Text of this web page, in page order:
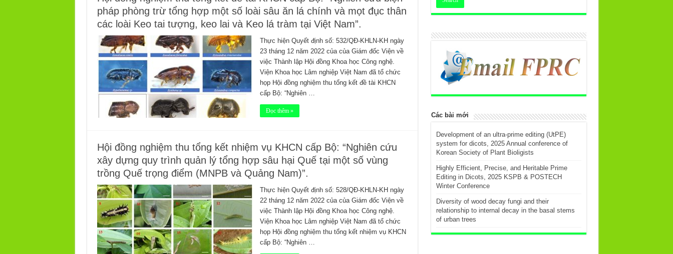
pháp phòng trừ tổng hợp một số loài sâu ăn lá chính và mọt đục thân
các loài Keo tai tượng, keo lai và Keo lá tràm tại Việt Nam”.
Thực hiện Quyết định số: 532/QĐ-KHLN-KH ngày
23 tháng 12 năm 2022 của của Giám đốc Viện về
việc Thành lập Hội đồng Khoa học Công nghệ.
Viện Khoa học Lâm nghiệp Việt Nam đã tổ chức
họp Hội đồng nghiệm thu tổng kết đề tài KHCN
cấp Bộ: “Nghiên …
Đọc thêm »
Hội đồng nghiệm thu tổng kết nhiệm vụ KHCN cấp Bộ: “Nghiên cứu
xây dựng quy trình quản lý tổng hợp sâu hại Quế tại một số vùng
trồng Quế trọng điểm (MNPB và Quảng Nam)”.
Thực hiện Quyết định số: 528/QĐ-KHLN-KH ngày
22 tháng 12 năm 2022 của của Giám đốc Viện về
việc Thành lập Hội đồng Khoa học Công nghệ.
Viện Khoa học Lâm nghiệp Việt Nam đã tổ chức
họp Hội đồng nghiệm thu tổng kết nhiệm vụ KHCN
cấp Bộ: “Nghiên …
Các bài mới
Development of an ultra-prime editing (UtPE)
system for dicots, 2025 Annual conference of
Korean Society of Plant Bioligists
Highly Efficient, Precise, and Heritable Prime
Editing in Dicots, 2025 KSPB & POSTECH
Winter Conference
Diversity of wood decay fungi and their
relationship to internal decay in the basal stems
of urban trees